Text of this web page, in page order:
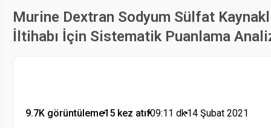
Murine Dextran Sodyum Sülfat
İltihabı İçin Sistematik Puanlama
9.7K görüntüleme•15 kez atıf•09:11 dk•14 Şubat 2021